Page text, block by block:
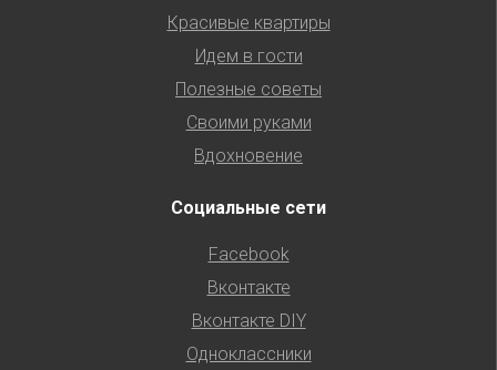
Красивые квартиры
Идем в гости
Полезные советы
Своими руками
Вдохновение
Социальные сети
Facebook
Вконтакте
Вконтакте DIY
Одноклассники